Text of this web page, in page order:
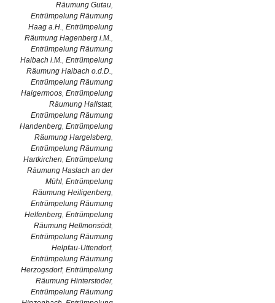
Räumung Gutau,
Entrümpelung Räumung
Haag a.H., Entrümpelung
Räumung Hagenberg i.M.,
Entrümpelung Räumung
Haibach i.M., Entrümpelung
Räumung Haibach o.d.D.,
Entrümpelung Räumung
Haigermoos, Entrümpelung
Räumung Hallstatt,
Entrümpelung Räumung
Handenberg, Entrümpelung
Räumung Hargelsberg,
Entrümpelung Räumung
Hartkirchen, Entrümpelung
Räumung Haslach an der
Mühl, Entrümpelung
Räumung Heiligenberg,
Entrümpelung Räumung
Helfenberg, Entrümpelung
Räumung Hellmonsödt,
Entrümpelung Räumung
Helpfau-Uttendorf,
Entrümpelung Räumung
Herzogsdorf, Entrümpelung
Räumung Hinterstoder,
Entrümpelung Räumung